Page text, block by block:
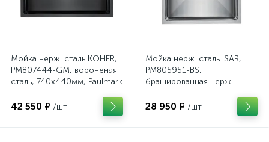
Мойка нерж. сталь KOHER,
PM807444-GM, вороненая
сталь, 740х440мм, Paulmark
42 550 ₽ /шт
Мойка нерж. сталь ISAR,
PM805951-BS,
брашированная нерж.
28 950 ₽ /шт